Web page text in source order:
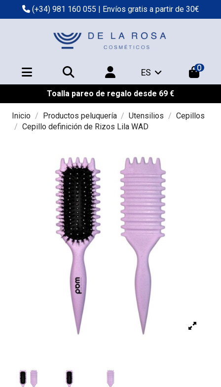
(+34) 981 160 055 | Envíos gratis a partir de 30€
ES 0
Toalla pareo de regalo desde 69 €
Inicio Productos peluquería Utensilios
Cepillos
Cepillo definición de Rizos Lila WAD